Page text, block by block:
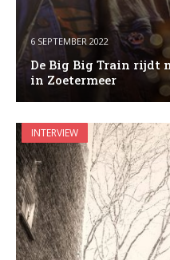
6 SEPTEMBER 2022
De Big Big Train rijdt
in Zoetermeer
INTERVIEW